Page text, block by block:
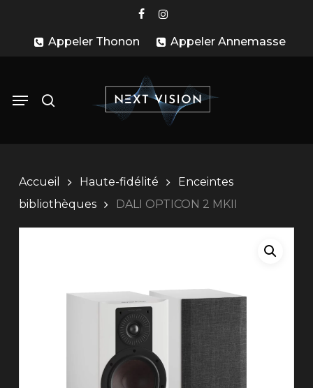
facebook
instagram
Appeler Thonon
Appeler Annemasse
Menu
Accueil Haute-fidélité
Enceintes
bibliothèques
DALI OPTICON 2 MKII